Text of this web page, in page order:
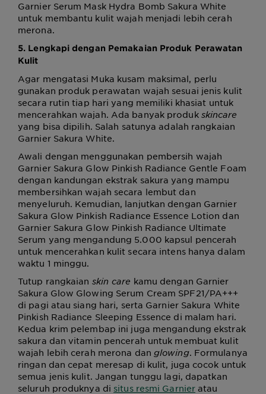
Garnier Serum Mask Hydra Bomb Sakura White
untuk membantu kulit wajah menjadi lebih cerah
merona.
5. Lengkapi dengan Pemakaian Produk Perawatan
Kulit
Agar mengatasi Muka kusam maksimal, perlu
gunakan produk perawatan wajah sesuai jenis kulit
secara rutin tiap hari yang memiliki khasiat untuk
mencerahkan wajah. Ada banyak produk skincare
yang bisa dipilih. Salah satunya adalah rangkaian
Garnier Sakura White.
Awali dengan menggunakan pembersih wajah
Garnier Sakura Glow Pinkish Radiance Gentle Foam
dengan kandungan ekstrak sakura yang mampu
membersihkan wajah secara lembut dan
menyeluruh. Kemudian, lanjutkan dengan Garnier
Sakura Glow Pinkish Radiance Essence Lotion dan
Garnier Sakura Glow Pinkish Radiance Ultimate
Serum yang mengandung 5.000 kapsul pencerah
untuk mencerahkan kulit secara intens hanya dalam
waktu 1 minggu.
Tutup rangkaian skin care kamu dengan Garnier
Sakura Glow Glowing Serum Cream SPF21/PA+++
di pagi atau siang hari, serta Garnier Sakura White
Pinkish Radiance Sleeping Essence di malam hari.
Kedua krim pelembap ini juga mengandung ekstrak
sakura dan vitamin pencerah untuk membuat kulit
wajah lebih cerah merona dan glowing. Formulanya
ringan dan cepat meresap di kulit, juga cocok untuk
semua jenis kulit. Jangan tunggu lagi, dapatkan
seluruh produknya di situs resmi Garnier atau